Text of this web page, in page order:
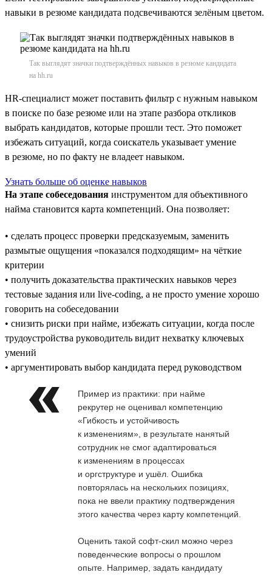
навыки в резюме кандидата подсвечиваются зелёным цветом.
Так выглядят значки подтверждённых навыков в резюме кандидата
на hh.ru
HR-специалист может поставить фильтр с нужным навыком
в поиске по базе резюме или на этапе разбора откликов
выбрать кандидатов, которые прошли тест. Это поможет
избежать ситуаций, когда соискатель указывает умение
в резюме, но по факту не владеет навыком.
Узнать больше об оценке навыков
На этапе собеседования инструментом для объективного
найма становится карта компетенций. Она позволяет:
• сделать процесс проверки предсказуемым, заменить
размытые ощущения «показался подходящим» на чёткие
критерии
• получить доказательства практических навыков через
тестовые задания или live-coding, а не просто умение хорошо
говорить на собеседовании
• снизить риски при найме, избежать ситуации, когда после
трудоустройства руководитель видит нехватку ключевых
умений
• аргументировать выбор кандидата перед руководством
Пример из практики: при найме
рекрутер не оценивал компетенцию
«Гибкость и устойчивость
к изменениям», в результате нанятый
сотрудник не смог адаптироваться
к изменениям в процессах
и оргструктуре и ушёл. Ошибка
повторялась на нескольких позициях,
пока не ввели практику подтверждения
этого качества через карту компетенций.
Оценить такой софт-скил можно через
поведенческие вопросы о прошлом
опыте. Например, задать кандидату